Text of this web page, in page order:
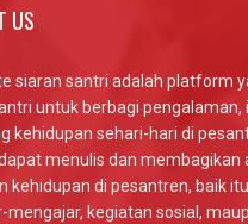
US
siaran santri adalah platform
untuk berbagi pengalaman,
kehidupan sehari-hari di
menulis dan membagikan
kehidupan di pesantren, baik
mengajar, kegiatan sosial,